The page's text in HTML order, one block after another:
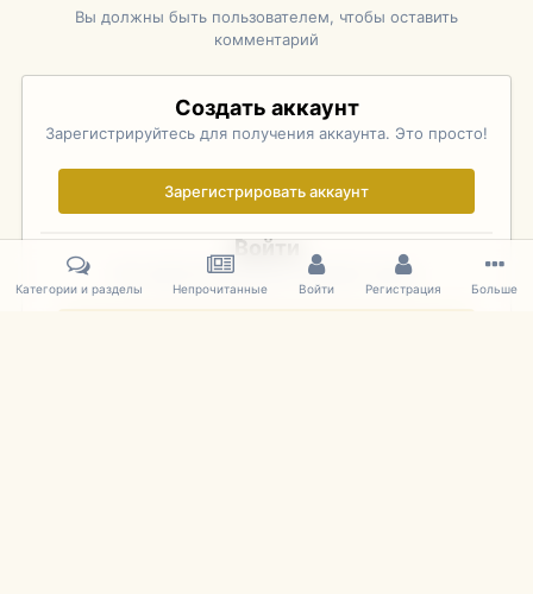
Вы должны быть пользователем, чтобы оставить
комментарий
Создать аккаунт
Зарегистрируйтесь для получения аккаунта. Это просто!
Зарегистрировать аккаунт
Войти
Уже зарегистрированы? Войдите здесь.
Категории и разделы Непрочитанные Войти Регистрация Больше